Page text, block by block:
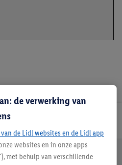
Nieuwsbrief
webshop klant
winkelen
de verwerking van
de Lidl websites en de Lidl app
websites en in onze apps
met behulp van verschillende